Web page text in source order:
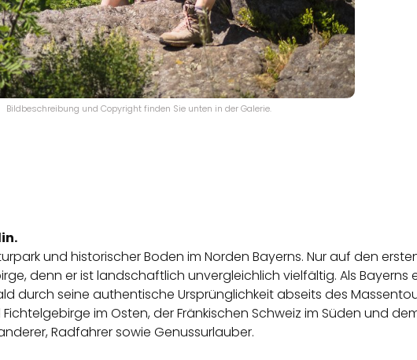
Bildbeschreibung und Copyright finden Sie unten in der Galerie.
und historischer Boden im Norden Bayerns. Nur auf den
denn er ist landschaftlich unvergleichlich vielfältig. Als Bayerns
durch seine authentische Ursprünglichkeit abseits des
im Osten, der Fränkischen Schweiz im Süden und
Radfahrer sowie Genussurlauber.